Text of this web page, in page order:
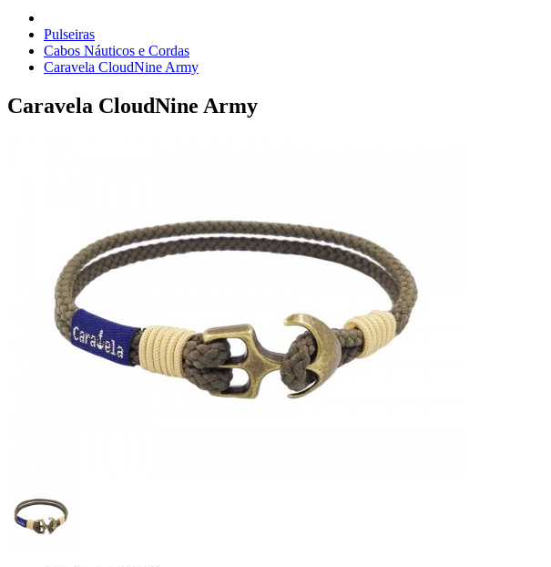
Pulseiras
Cabos Náuticos e Cordas
Caravela CloudNine Army
Caravela CloudNine Army